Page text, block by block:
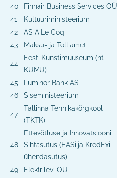
40
Finnair Business Services OÜ
41
Kultuuriministeerium
42
AS A Le Coq
43
Maksu- ja Tolliamet
44
Eesti Kunstimuuseum (nt
KUMU)
45
Luminor Bank AS
46
Siseministeerium
47
Tallinna Tehnikakõrgkool
(TKTK)
48
Ettevõtluse ja Innovatsiooni
Sihtasutus (EASi ja KredExi
ühendasutus)
49
Elektrilevi OÜ